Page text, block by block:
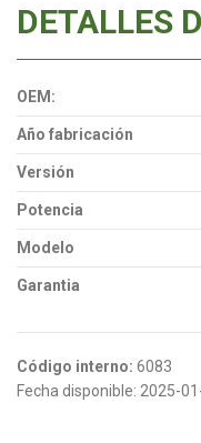
DETALLES
OEM:
Año fabricación
Versión
Potencia
Modelo
Garantia
Código interno: 6083
Fecha disponible: 2025-